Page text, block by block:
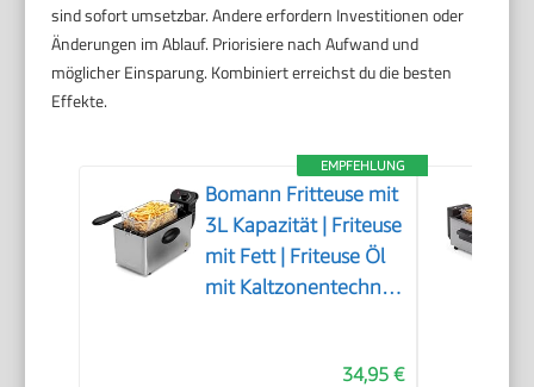
sind sofort umsetzbar. Andere erfordern Investitionen oder
Änderungen im Ablauf. Priorisiere nach Aufwand und
möglicher Einsparung. Kombiniert erreichst du die besten
Effekte.
EMPFEHLUNG
Bomann Fritteuse mit
3L Kapazität | Friteuse
mit Fett | Friteuse Öl
mit Kaltzonentechnik
34,95 €